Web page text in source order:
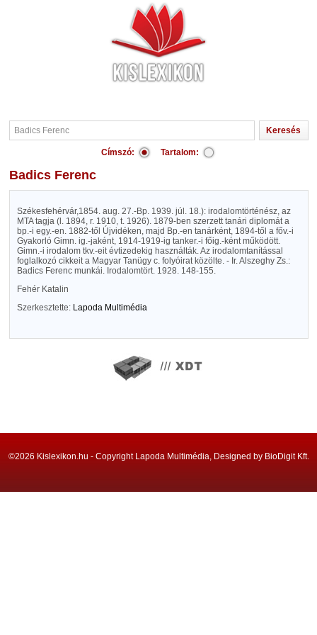
Címszó: Tartalom:
Badics Ferenc
Székesfehérvár,1854. aug. 27.-Bp. 1939. júl. 18.): irodalomtörténész, az
MTA tagja (l. 1894, r. 1910, t. 1926). 1879-ben szerzett tanári diplomát a
bp.-i egy.-en. 1882-től Újvidéken, majd Bp.-en tanárként, 1894-től a főv.-i
Gyakorló Gimn. ig.-jaként, 1914-1919-ig tanker.-i főig.-ként működött.
Gimn.-i irodalom tkv.-eit évtizedekig használták. Az irodalomtanítással
foglalkozó cikkeit a Magyar Tanügy c. folyóirat közölte. - Ir. Alszeghy Zs.:
Badics Ferenc munkái. Irodalomtört. 1928. 148-155.
Fehér Katalin
Szerkesztette: Lapoda Multimédia
©2026 Kislexikon.hu - Copyright Lapoda Multimédia, Designed by BioDigit Kft.